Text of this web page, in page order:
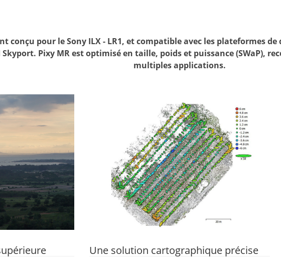
conçu pour le Sony ILX - LR1, et compatible avec les plateformes
Pixy MR est optimisé en taille, poids et puissance (SWaP),
multiples applications.
Une solution cartographique précise